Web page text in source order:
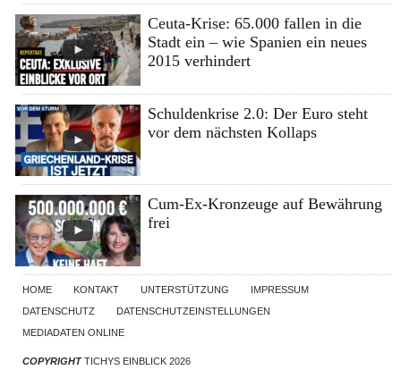
Ceuta-Krise: 65.000 fallen in die
Stadt ein – wie Spanien ein neues
2015 verhindert
Schuldenkrise 2.0: Der Euro steht
vor dem nächsten Kollaps
Cum-Ex-Kronzeuge auf Bewährung
frei
HOME KONTAKT UNTERSTÜTZUNG
IMPRESSUM
DATENSCHUTZ
DATENSCHUTZEINSTELLUNGEN
MEDIADATEN ONLINE
COPYRIGHTTICHYS EINBLICK 2026